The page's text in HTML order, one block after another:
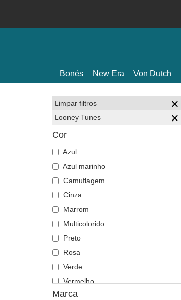
Bonés New Era Von Dutch
Limpar filtros
Looney Tunes
Cor
Azul
Azul marinho
Camuflagem
Cinza
Marrom
Multicolorido
Preto
Rosa
Verde
Vermelho
Violeta
Marca